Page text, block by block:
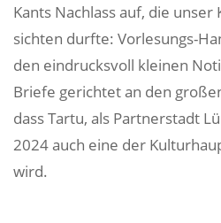
Kants Nachlass auf, die unser
sichten durfte: Vorlesungs-
den eindrucksvoll kleinen
Briefe gerichtet an den
dass Tartu, als Partnerstadt
2024 auch eine der
wird.